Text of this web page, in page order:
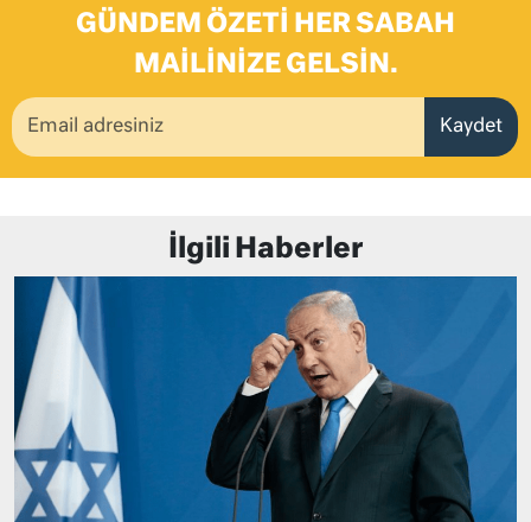
GÜNDEM ÖZETI HER SABAH
MAILINIZE GELSIN.
Kaydet
İlgili Haberler